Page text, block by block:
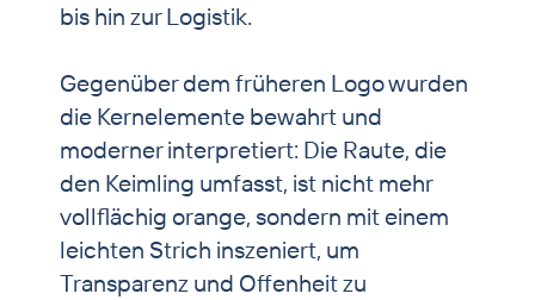
bis hin zur Logistik.
Gegenüber dem früheren Logo wurden
die Kernelemente bewahrt und
moderner interpretiert: Die Raute, die
den Keimling umfasst, ist nicht mehr
vollflächig orange, sondern mit einem
leichten Strich inszeniert, um
Transparenz und Offenheit zu